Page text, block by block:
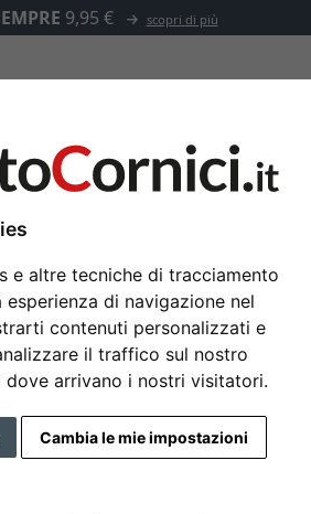
e altre tecniche di tracciamento
di navigazione nel
contenuti personalizzati e
il traffico sul nostro
dove arrivano i nostri visitatori.
Cambia le mie impostazioni
9,95 € scopri di più
Accessori
Cornice in legno
Nielsen Cornice in legno
Formato
Colore